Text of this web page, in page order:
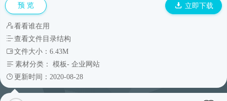
预 览 立即下载
看看谁在用
查看文件目录结构
文件大小：6.43M
素材分类： 模板- 企业网站
更新时间：2020-08-28